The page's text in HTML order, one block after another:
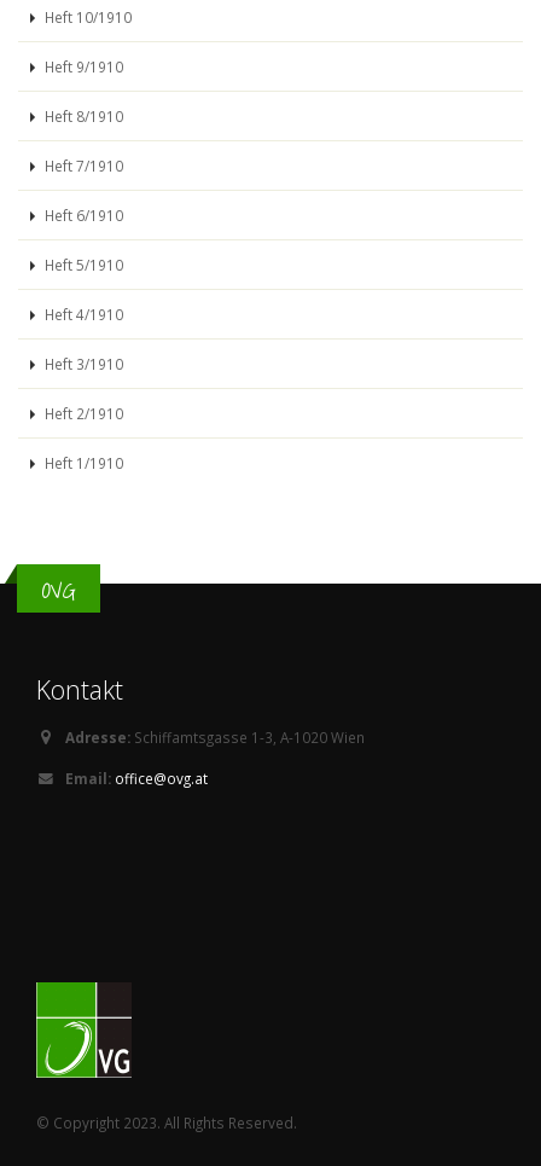
Heft 10/1910
Heft 9/1910
Heft 8/1910
Heft 7/1910
Heft 6/1910
Heft 5/1910
Heft 4/1910
Heft 3/1910
Heft 2/1910
Heft 1/1910
OVG
Kontakt
Adresse: Schiffamtsgasse 1-3, A-1020 Wien
Email: office@ovg.at
© Copyright 2023. All Rights Reserved.